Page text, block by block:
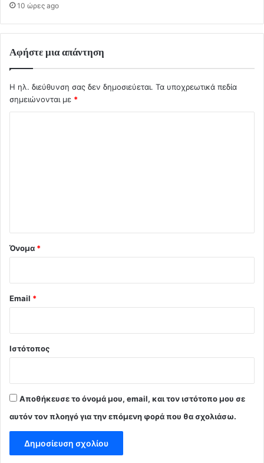
10 ώρες ago
Αφήστε μια απάντηση
Η ηλ. διεύθυνση σας δεν δημοσιεύεται. Τα υποχρεωτικά πεδία
σημειώνονται με *
Όνομα *
Email *
Ιστότοπος
Αποθήκευσε το όνομά μου, email, και τον ιστότοπο μου σε
αυτόν τον πλοηγό για την επόμενη φορά που θα σχολιάσω.